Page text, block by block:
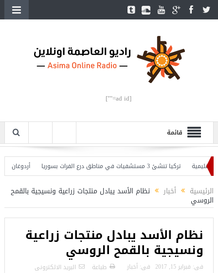
[ad id=""]
قائمة
تركيا تنشئ 3 مستشفيات في مناطق درع الفرات بسوريا
أردوغان يفتتح
الرئيسية أخبار نظام الأسد يبادل منتجات زراعية ونسيجية بالقمح
الروسي
نظام الأسد يبادل منتجات زراعية
ونسيجية بالقمح الروسي
فى: فبراير 15, 2017 فى: أخبار طباعة البريد الالكترونى